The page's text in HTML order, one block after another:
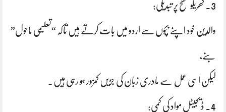
3. گھریلو سطح پر تبدیلی:
والدین خود اپنے بچوں سے اردو میں بات کرتے ہیں تاکہ “تعلیمی ماحول”
بنے،
لیکن اسی عمل سے مادری زبان کی جڑیں کمزور ہو رہی ہیں۔
4. ڈیجیٹل مواد کی کمی: